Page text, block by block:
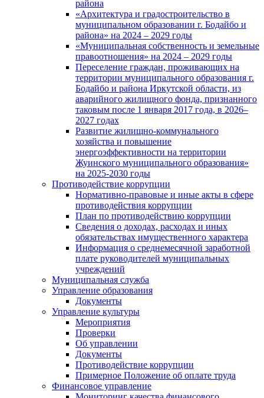
района
«Архитектура и градостроительство в
муниципальном образовании г. Бодайбо и
района» на 2024 – 2029 годы
«Муниципальная собственность и земельные
правоотношения» на 2024 – 2029 годы
Переселение граждан, проживающих на
территории муниципального образования г.
Бодайбо и района Иркутской области, из
аварийного жилищного фонда, признанного
таковым после 1 января 2017 года, в 2026–
2027 годах
Развитие жилищно-коммунального
хозяйства и повышение
энергоэффективности на территории
Жуинского муниципального образования»
на 2025-2030 годы
Противодействие коррупции
Нормативно-правовые и иные акты в сфере
противодействия коррупции
План по противодействию коррупции
Сведения о доходах, расходах и иных
обязательствах имущественного характера
Информация о среднемесячной заработной
плате руководителей муниципальных
учреждений
Муниципальная служба
Управление образования
Документы
Управление культуры
Мероприятия
Проверки
Об управлении
Документы
Противодействие коррупции
Примерное Положение об оплате труда
Финансовое управление